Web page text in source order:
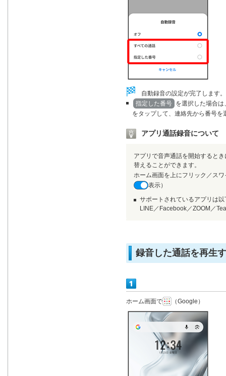
自動録音の設定が完了します。
指定した番号 を選択した場合は
をタップして、連絡先から番号を
アプリ通話録音について
アプリで音声通話を開始すると
替えることができます。
ホーム画面を上にフリック／スワ
表示）
サポートされているアプリは
LINE／Facebook／ZOOM／
録音した通話を再生
ホーム画面で （Google）